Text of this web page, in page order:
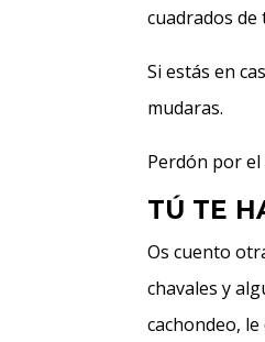
cuadrados de
Si estás en
mudaras.
Perdón por
TÚ TE
Os cuento
chavales y
cachondeo, le